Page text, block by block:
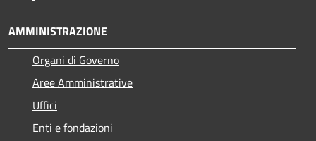
AMMINISTRAZIONE
Organi di Governo
Aree Amministrative
Uffici
Enti e fondazioni